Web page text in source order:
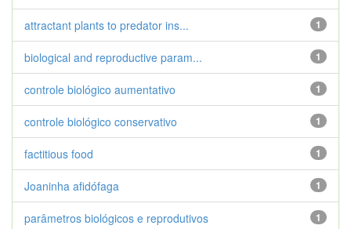
1
attractant plants to predator ins...
1
biological and reproductive param...
1
controle biológico aumentativo
1
controle biológico conservativo
1
factitious food
1
Joaninha afidófaga
1
parâmetros biológicos e reprodutivos